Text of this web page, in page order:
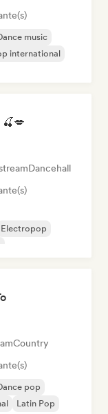
music
international
Dancehall
Electropop
Country
pop
Latin Pop